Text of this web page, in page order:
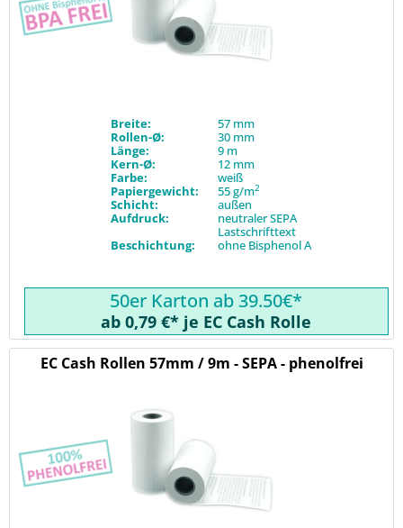
Breite:
57 mm
Rollen-Ø:
30 mm
Länge:
9 m
Kern-Ø:
12 mm
Farbe:
weiß
Papiergewicht:
55 g/m2
Schicht:
außen
Aufdruck:
neutraler SEPA
Lastschrifttext
Beschichtung:
ohne Bisphenol A
50er Karton ab 39.50€*
ab 0,79 €* je EC Cash Rolle
EC Cash Rollen 57mm / 9m - SEPA - phenolfrei